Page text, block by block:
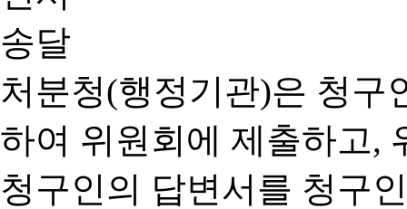
처분청(행정기관)은 청구
하여 위원회에 제출하고,
청구인의 답변서를 청구